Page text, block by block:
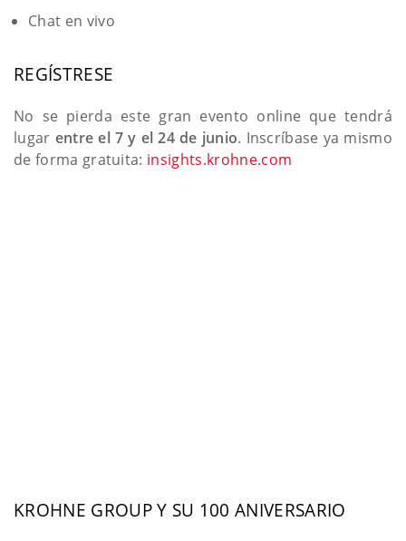
Chat en vivo
REGÍSTRESE
No se pierda este gran evento online que tendrá
lugar entre el 7 y el 24 de junio. Inscríbase ya mismo
de forma gratuita: insights.krohne.com
KROHNE GROUP Y SU 100 ANIVERSARIO